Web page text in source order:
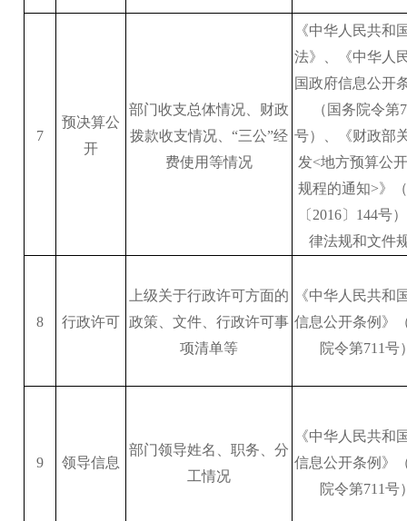
7
预决算公
开
部门收支总体情况、财政
拨款收支情况、“三公”经
费使用等情况
《中华人民共和
法》、《中华人
国政府信息公开
（国务院令第
号）、《财政部
发<地方预算公
规程的通知>》
〔2016〕144号
律法规和文件
8 行政许可
上级关于行政许可方面的
政策、文件、行政许可事
项清单等
《中华人民共和
信息公开条例》
院令第711号
9 领导信息
部门领导姓名、职务、分
工情况
《中华人民共和
信息公开条例》
院令第711号